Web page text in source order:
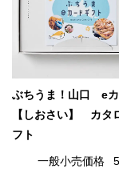
ぶちうま！山口 e
【しおさい】 カタ
フト
一般小売価格